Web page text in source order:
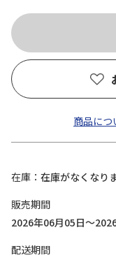
商品につ
在庫
在庫がなくなり
販売期間
2026年06月05日～
配送期間